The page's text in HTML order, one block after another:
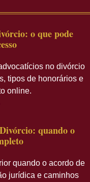
o que pode
no divórcio
tipos de honorários e
online.
quando o
quando o acordo de
jurídica e caminhos